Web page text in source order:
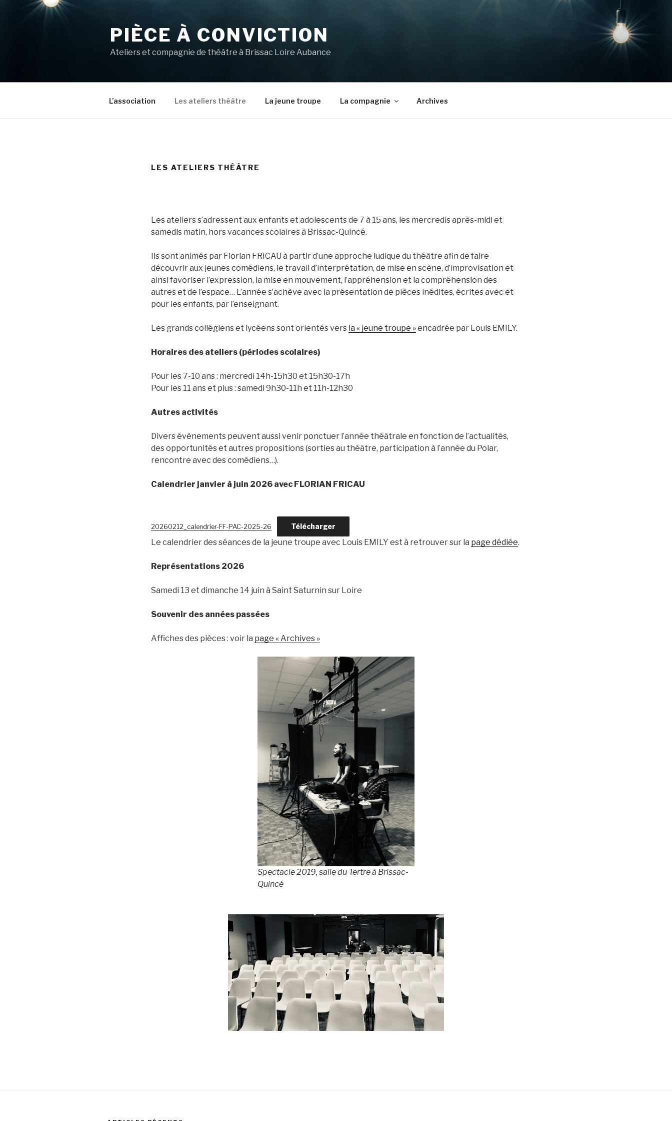
PIÈCE À CONVICTION
Ateliers et compagnie de théâtre à Brissac Loire Aubance
L’association Les ateliers théâtre La jeune troupe La compagnie Archives
LES ATELIERS THÉÂTRE
Les ateliers s’adressent aux enfants et adolescents de 7 à 15 ans, les mercredis après-midi et
samedis matin, hors vacances scolaires à Brissac-Quincé.
Ils sont animés par Florian FRICAU à partir d’une approche ludique du théâtre afin de faire
découvrir aux jeunes comédiens, le travail d’interprétation, de mise en scène, d’improvisation et
ainsi favoriser l’expression, la mise en mouvement, l’appréhension et la compréhension des
autres et de l’espace… L’année s’achève avec la présentation de pièces inédites, écrites avec et
pour les enfants, par l’enseignant.
Les grands collégiens et lycéens sont orientés vers la « jeune troupe »encadrée par Louis EMILY.
Horaires des ateliers (périodes scolaires)
Pour les 7-10 ans : mercredi 14h-15h30 et 15h30-17h
Pour les 11 ans et plus : samedi 9h30-11h et 11h-12h30
Autres activités
Divers évènements peuvent aussi venir ponctuer l’année théâtrale en fonction de l’actualités,
des opportunités et autres propositions (sorties au théâtre, participation à l’année du Polar,
rencontre avec des comédiens…).
Calendrier janvier à juin 2026 avec FLORIAN FRICAU
20260212_calendrier-FF-PAC-2025-26 Télécharger
Le calendrier des séances de la jeune troupe avec Louis EMILY est à retrouver sur la page dédiée.
Représentations 2026
Samedi 13 et dimanche 14 juin à Saint Saturnin sur Loire
Souvenir des années passées
Affiches des pièces : voir la page « Archives »
Spectacle 2019, salle du Tertre à Brissac-
Quincé